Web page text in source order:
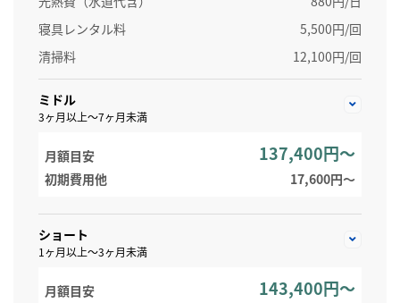
寝具レンタル料
5,500円/回
清掃料
12,100円/回
ミドル
3ヶ月以上～7ヶ月未満
月額目安 137,400円～
初期費用他 17,600円〜
ショート
1ヶ月以上～3ヶ月未満
月額目安 143,400円～